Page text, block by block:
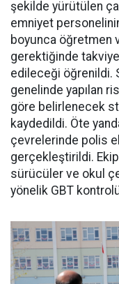
şekilde yürütülen
emniyet
boyunca öğretmen
gerektiğinde
edileceği öğrenildi.
genelinde yapılan
göre belirlenecek
kaydedildi. Öte
çevrelerinde polis
gerçekleştirildi.
sürücüler ve okul
yönelik GBT